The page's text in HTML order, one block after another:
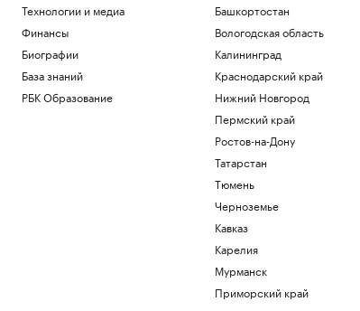
Власти Венесуэлы и оппозиция начали
переговоры спустя неделю задержки
Политика
Прощание с олимпийским чемпионом
Иваном Едешко пройдет 7 августа в
Москве
мужчину, угрожавшего взорвать бомбу
Технологии и медиа
Финансы
Биографии
База знаний
РБК Образование
Башкортостан
Вологодская область
Калининград
Краснодарский край
Нижний Новгород
Пермский край
Ростов-на-Дону
Татарстан
Тюмень
Черноземье
Кавказ
Карелия
Мурманск
Приморский край